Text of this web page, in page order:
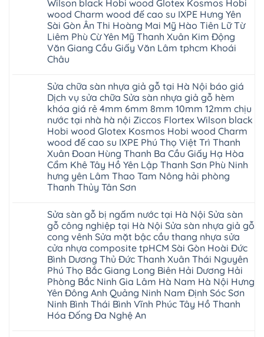
Ninh
Bình
Thái
Bình
Thanh
Hóa
Quỳnh
Phụ
Lào
Cai
Tuyên
Quang
nhựa
glotex
của
nước
nào
Hà
Nội
Thanh
Đà
Nẵng
Gia
Lâm
Phú
Thọ
Hải
Phòng
Sóc
Sơn
Ninh
Bình
Hưng
Yên
giá
rẻ
Bắc
Ninh
Thanh
Xuân
Tây
Hồ
Thái
Bình
Hưng
Yên
Đông
Hạ
Long
vệ
sinh
tại
Hà
Nội
báo
giá
cửa
nhựa
vệ
sinh
giá
rẻ
tpHCM
Thanh
Xuân
Bắc
Ninh
Ninh
Bình
Đà
Nẵng
Quảng
Ninh
Wilson black Hobi wood Glotex Kosmos Hobi
wood Charm wood đế cao su IXPE Hưng Yên
Sài Gòn Ân Thi Hoàng Mai Mỹ Hào Tiên Lữ Từ
Liêm Phù Cừ Yên Mỹ Thanh Xuân Kim Động
Văn Giang Cầu Giấy Văn Lâm tphcm Khoái
Châu
bình
luận
ở
Thợ
sửa
sàn
nhựa
thợ
sửa
sàn
nhà
thợ
sửa
sàn
Hà
Nội
báo
giá
Dịch
vụ
sửa
chữa
Sửa
sàn
nhựa
giả
gỗ
hèm
khóa
Sửa chữa sàn nhựa giả gỗ tại Hà Nội báo giá
Dịch vụ sửa chữa Sửa sàn nhựa giả gỗ hèm
khóa giá rẻ 4mm 6mm 8mm 10mm 12mm chịu
nước tại nhà hà nội Ziccos Flortex Wilson black
Hobi wood Glotex Kosmos Hobi wood Charm
wood đế cao su IXPE Phú Thọ Việt Trì Thanh
Xuân Đoan Hùng Thanh Ba Cầu Giấy Hạ Hòa
Cẩm Khê Tây Hồ Yên Lập Thanh Sơn Phù Ninh
hưng yên Lâm Thao Tam Nông hải phòng
Thanh Thủy Tân Sơn
bình
luận
ở
Sửa
chữa
sàn
nhựa
giả
gỗ
tại
Hà
Nội
báo
giá
Sửa sàn gỗ bị ngấm nước tại Hà Nội Sửa sàn
gỗ công nghiệp tại Hà Nội Sửa sàn nhựa giả gỗ
cong vênh Sửa mặt bậc cầu thang nhựa sửa
cửa nhựa composite tpHCM Sài Gòn Hoài Đức
Bình Dương Thủ Đức Thanh Xuân Thái Nguyên
Phú Thọ Bắc Giang Long Biên Hải Dương Hải
Phòng Bắc Ninh Gia Lâm Hà Nam Hà Nội Hưng
Yên Đông Anh Quảng Ninh Nam Định Sóc Sơn
Ninh Bình Thái Bình Vĩnh Phúc Tây Hồ Thanh
Hóa Đống Đa Nghệ An